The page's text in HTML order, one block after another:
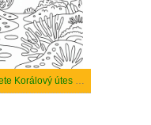
Nakreslete Korálový útes pro děti